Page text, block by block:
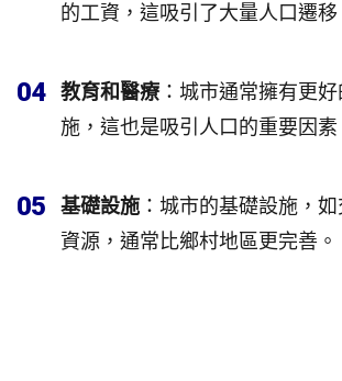
的工資，這吸引了大量人口遷移
04 教育和醫療：城市通常擁有更
施，這也是吸引人口的重要因素
05 基礎設施 ：城市的基礎設施，
資源，通常比鄉村地區更完善。